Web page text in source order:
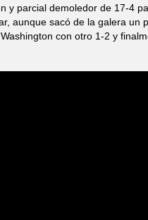
y parcial demoledor de 17-4
aunque sacó de la galera un
con otro 1-2 y